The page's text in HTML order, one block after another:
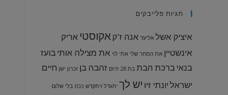
תגיות פלייבקים
איציק אשל אליעד אנה ז'קאקוסטי אריק
אינשטיין את המחר שלי אתי לוי את מצילה אותיבועז
בנאיברכת הבת בת 28 היום זהבה בן זכרון ישן חיים
ישראליונתי זיו יש לך יתגדל ויתקדש ככה בלי שלום